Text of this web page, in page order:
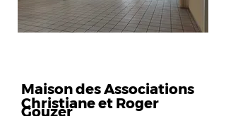
Maison des Associations
Christiane et Roger
Gouzer